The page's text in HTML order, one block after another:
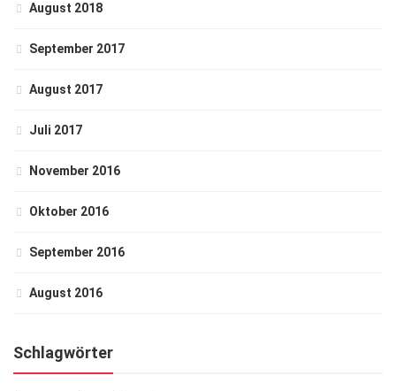
August 2018
September 2017
August 2017
Juli 2017
November 2016
Oktober 2016
September 2016
August 2016
Schlagwörter